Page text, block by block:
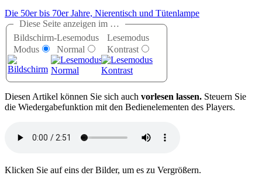
Die 50er bis 70er Jahre, Nierentisch und Tütenlampe
Diese Seite anzeigen im …
Bildschirm-
Modus
Lesemodus
Normal
Lesemodus
Kontrast
Diesen Artikel können Sie sich auch vorlesen lassen. Steuern Sie
die Wiedergabefunktion mit den Bedienelementen des Players.
Klicken Sie auf eins der Bilder, um es zu Vergrößern.